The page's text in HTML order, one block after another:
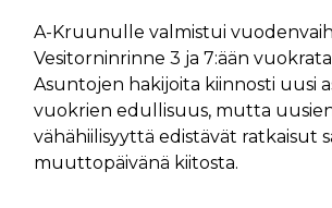
A-Kruunulle valmistui
Vesitorninrinne 3 ja 7:ään
Asuntojen hakijoita kiinnosti uusi
vuokrien edullisuus, mutta
vähähiilisyyttä edistävät ratkaisut
muuttopäivänä kiitosta.